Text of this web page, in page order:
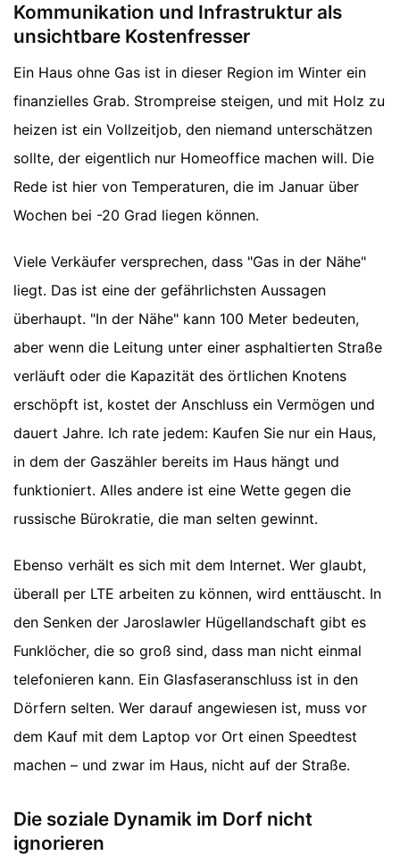
Kommunikation und Infrastruktur als
unsichtbare Kostenfresser
Ein Haus ohne Gas ist in dieser Region im Winter ein
finanzielles Grab. Strompreise steigen, und mit Holz zu
heizen ist ein Vollzeitjob, den niemand unterschätzen
sollte, der eigentlich nur Homeoffice machen will. Die
Rede ist hier von Temperaturen, die im Januar über
Wochen bei -20 Grad liegen können.
Viele Verkäufer versprechen, dass "Gas in der Nähe"
liegt. Das ist eine der gefährlichsten Aussagen
überhaupt. "In der Nähe" kann 100 Meter bedeuten,
aber wenn die Leitung unter einer asphaltierten Straße
verläuft oder die Kapazität des örtlichen Knotens
erschöpft ist, kostet der Anschluss ein Vermögen und
dauert Jahre. Ich rate jedem: Kaufen Sie nur ein Haus,
in dem der Gaszähler bereits im Haus hängt und
funktioniert. Alles andere ist eine Wette gegen die
russische Bürokratie, die man selten gewinnt.
Ebenso verhält es sich mit dem Internet. Wer glaubt,
überall per LTE arbeiten zu können, wird enttäuscht. In
den Senken der Jaroslawler Hügellandschaft gibt es
Funklöcher, die so groß sind, dass man nicht einmal
telefonieren kann. Ein Glasfaseranschluss ist in den
Dörfern selten. Wer darauf angewiesen ist, muss vor
dem Kauf mit dem Laptop vor Ort einen Speedtest
machen – und zwar im Haus, nicht auf der Straße.
Die soziale Dynamik im Dorf nicht
ignorieren